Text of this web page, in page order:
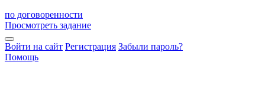
по договоренности
Просмотреть задание
Войти на сайт Регистрация Забыли пароль?
Помощь